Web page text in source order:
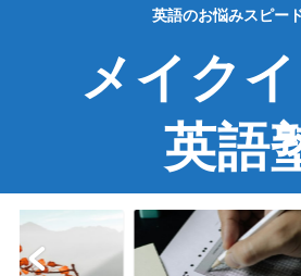
英語のお悩みスピー
メイク
英語